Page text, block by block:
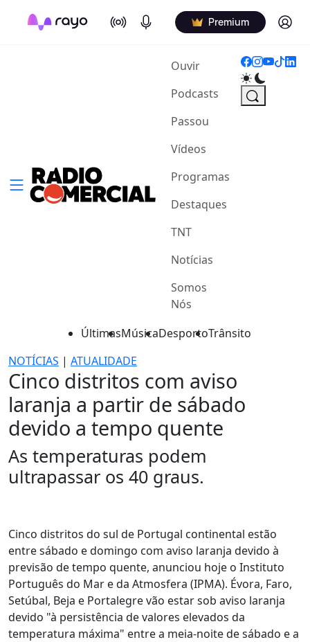
On Air Podcasts Premium Log in
Ouvir(current)
Podcasts
Passou
Vídeos
Programas
Destaques
TNT
Notícias
Somos
Nós
ÚltimasMúsicaDesportoTrânsito
NOTÍCIAS | ATUALIDADE
Cinco distritos com aviso
laranja a partir de sábado
devido a tempo quente
As temperaturas podem
ultrapassar os 40 graus.
Cinco distritos do sul de Portugal continental estão
entre sábado e domingo com aviso laranja devido à
previsão de tempo quente, anunciou hoje o Instituto
Português do Mar e da Atmosfera (IPMA). Évora, Faro,
Setúbal, Beja e Portalegre vão estar sob aviso laranja
devido "à persistência de valores elevados da
temperatura máxima" entre a meia-noite de sábado e a